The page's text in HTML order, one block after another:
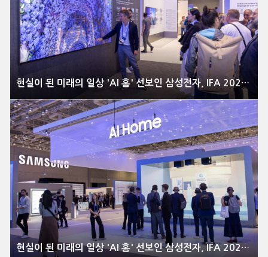
현실이 된 미래의 일상 'AI 홈' 선보인 삼성전자, IFA 2025 이모저모
현실이 된 미래의 일상 'AI 홈' 선보인 삼성전자, IFA 2025 이모저모